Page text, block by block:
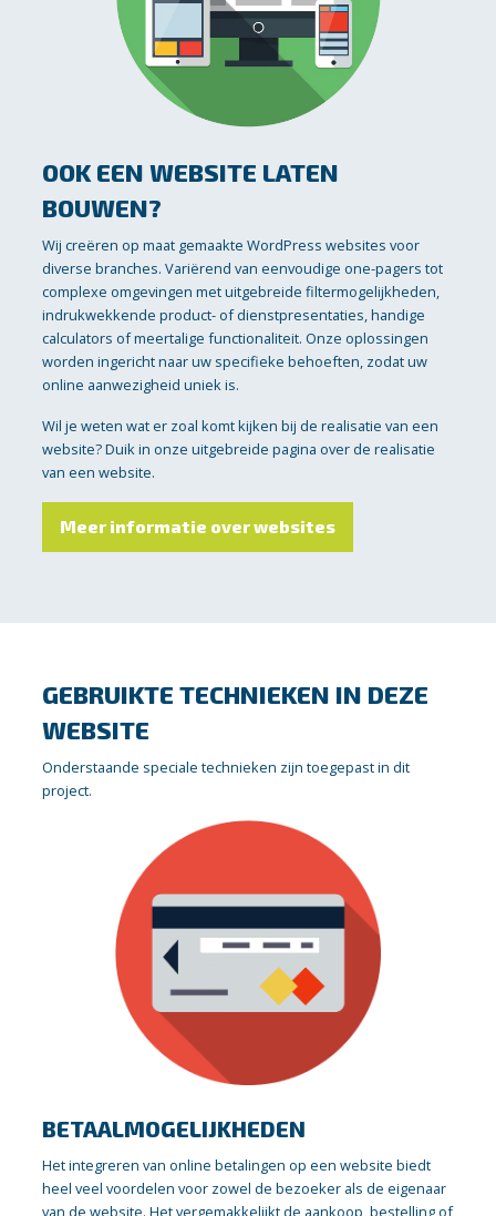
OOK EEN WEBSITE LATEN
BOUWEN?
Wij creëren op maat gemaakte WordPress websites voor
diverse branches. Variërend van eenvoudige one-pagers tot
complexe omgevingen met uitgebreide filtermogelijkheden,
indrukwekkende product- of dienstpresentaties, handige
calculators of meertalige functionaliteit. Onze oplossingen
worden ingericht naar uw specifieke behoeften, zodat uw
online aanwezigheid uniek is.
Wil je weten wat er zoal komt kijken bij de realisatie van een
website? Duik in onze uitgebreide pagina over de realisatie
van een website.
Meer informatie over websites
GEBRUIKTE TECHNIEKEN IN DEZE
WEBSITE
Onderstaande speciale technieken zijn toegepast in dit
project.
BETAALMOGELIJKHEDEN
Het integreren van online betalingen op een website biedt
heel veel voordelen voor zowel de bezoeker als de eigenaar
van de website. Het vergemakkelijkt de aankoop, bestelling of